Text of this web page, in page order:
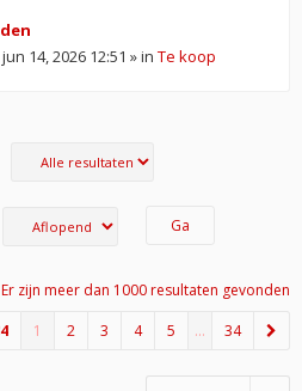
14, 2026 12:51 » in Te koop
Er zijn meer dan 1000 resultaten gevonden
1 2 3 4 5 … 34